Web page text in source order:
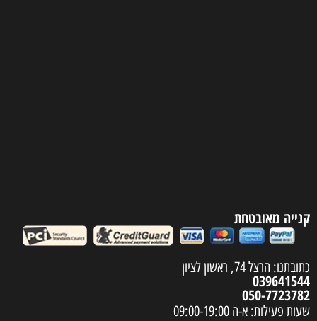
קנייה מאובטחת
כתובתנו: הרצל 74, ראשון לציון
039641544
050-7723782
שעות פעילות: א-ה 09:00-19:00